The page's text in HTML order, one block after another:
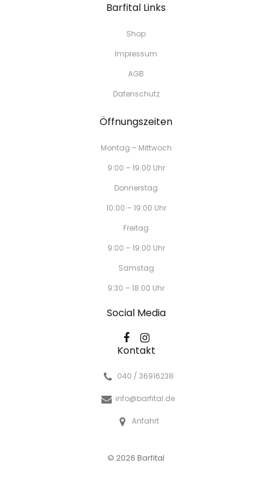
Barfital Links
Shop
Impressum
AGB
Datenschutz
Öffnungszeiten
Montag – Mittwoch
9:00 – 19:00 Uhr
Donnerstag
10:00 – 19:00 Uhr
Freitag
9:00 – 19:00 Uhr
Samstag
9:30 – 18:00 Uhr
Social Media
Kontakt
040 / 36916238
info@barfital.de
Anfahrt
© 2026 Barfital